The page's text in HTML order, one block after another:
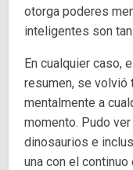
otorga poderes
inteligentes son
En cualquier caso,
resumen, se volvió
mentalmente a
momento. Pudo
dinosaurios e
una con el